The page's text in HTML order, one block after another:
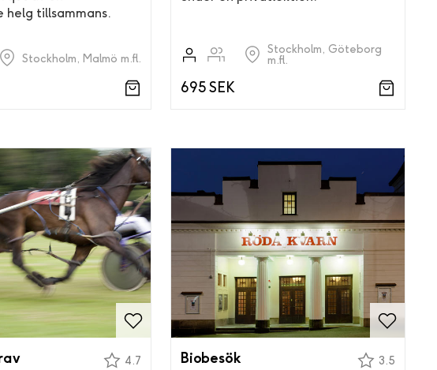
helg tillsammans.
Stockholm, Malmö m.fl.
Stockholm, Göteborg
m.fl.
695 SEK
4.7 Biobesök 3.5